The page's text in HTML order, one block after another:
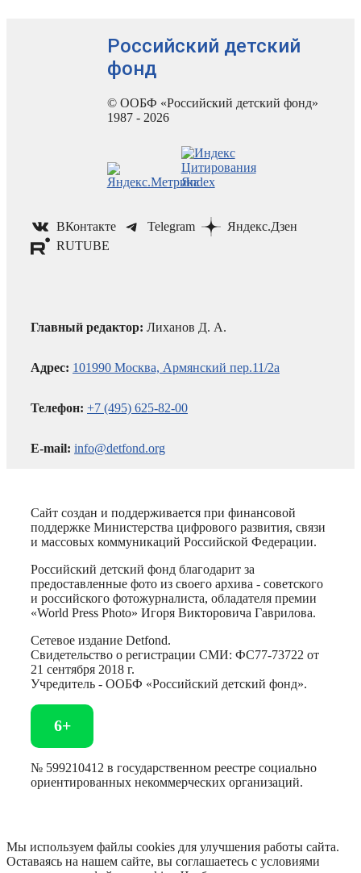
Российский детский
фонд
© ООБФ «Российский детский фонд»
1987 - 2026
ВКонтакте Telegram
Яндекс.Дзен
RUTUBE
Главный редактор: Лиханов Д. А.
Адрес: 101990 Москва, Армянский пер.11/2а
Телефон: +7 (495) 625-82-00
E-mail: info@detfond.org
Сайт создан и поддерживается при финансовой
поддержке Министерства цифрового развития, связи
и массовых коммуникаций Российской Федерации.
Российский детский фонд благодарит за
предоставленные фото из своего архива - советского
и российского фотожурналиста, обладателя премии
«World Press Photo» Игоря Викторовича Гаврилова.
Сетевое издание Detfond.
Свидетельство о регистрации СМИ: ФС77-73722 от
21 сентября 2018 г.
Учредитель - ООБФ «Российский детский фонд».
6+
№ 599210412 в государственном реестре социально
ориентированных некоммерческих организаций.
Мы используем файлы cookies для улучшения работы сайта.
Оставаясь на нашем сайте, вы соглашаетесь с условиями